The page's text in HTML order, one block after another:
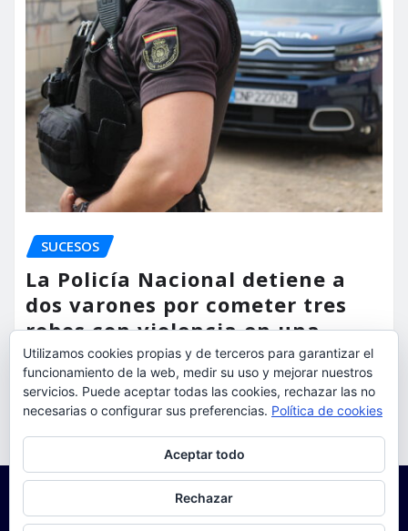
SUCESOS
La Policía Nacional detiene a
dos varones por cometer tres
robos con violencia en una
misma mañana
torrent al dia Ago 7, 2026
Utilizamos cookies propias y de terceros para garantizar el
funcionamiento de la web, medir su uso y mejorar nuestros
servicios. Puede aceptar todas las cookies, rechazar las no
necesarias o configurar sus preferencias. Política de cookies
Aceptar todo
Rechazar
Para obtener más información, incluido cómo gestionar las cookies,